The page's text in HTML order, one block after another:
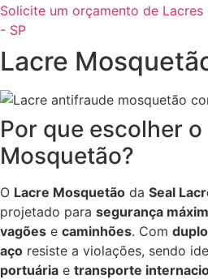
Solicite um orçamento de Lacres
- SP
Lacre
Por que escolher
Mosquetão?
O Lacre Mosquetão da Seal
projetado para segurança
vagões e caminhões. Com
aço resiste a violações, sendo
portuária e transporte